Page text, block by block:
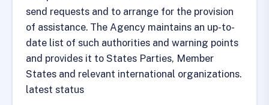
send requests and to arrange for the provision
of assistance. The Agency maintains an up-to-
date list of such authorities and warning points
and provides it to States Parties, Member
States and relevant international organizations.
latest status